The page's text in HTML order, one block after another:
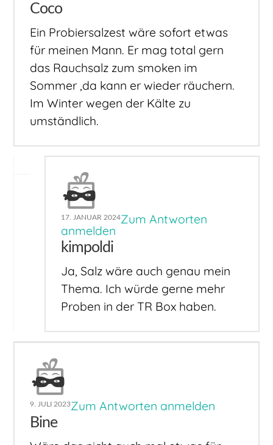
Coco
Ein Probiersalzest wäre sofort etwas
für meinen Mann. Er mag total gern
das Rauchsalz zum smoken im
Sommer ,da kann er wieder räuchern.
Im Winter wegen der Kälte zu
umständlich.
17. JANUAR 2024Zum Antworten
anmelden
kimpoldi
Ja, Salz wäre auch genau mein
Thema. Ich würde gerne mehr
Proben in der TR Box haben.
9. JULI 2023Zum Antworten anmelden
Bine